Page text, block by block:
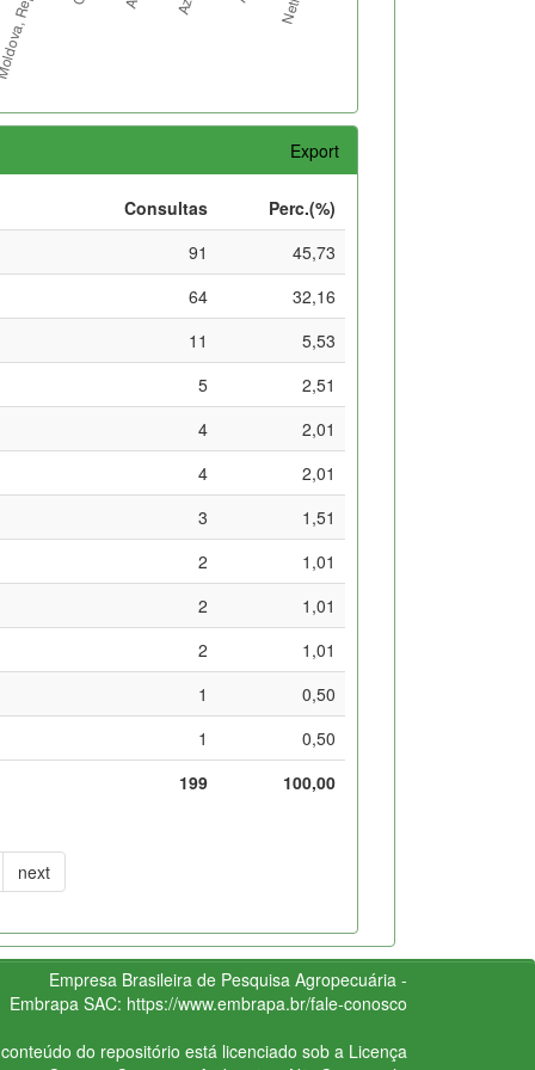
Export
Consultas
Perc.(%)
91
45,73
64
32,16
11
5,53
5
2,51
4
2,01
4
2,01
3
1,51
2
1,01
2
1,01
2
1,01
1
0,50
1
0,50
199
100,00
next
Empresa Brasileira de Pesquisa Agropecuária -
Embrapa SAC: https://www.embrapa.br/fale-conosco
do repositório está licenciado sob a Licença